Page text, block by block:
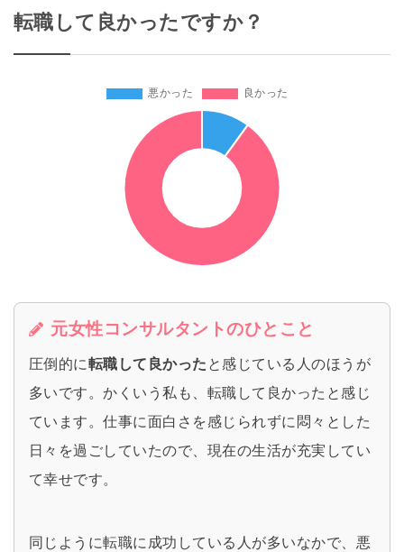
転職して良かったですか？
元女性コンサルタントのひとこと
圧倒的に転職して良かった と感じている人のほうが
多いです。かくいう私も、転職して良かったと感じ
ています。仕事に面白さを感じられずに悶々とした
日々を過ごしていたので、現在の生活が充実してい
て幸せです。
同じように転職に成功している人が多いなかで、悪